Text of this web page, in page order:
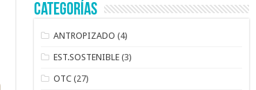
Categorías
ANTROPIZADO (4)
EST.SOSTENIBLE (3)
OTC (27)